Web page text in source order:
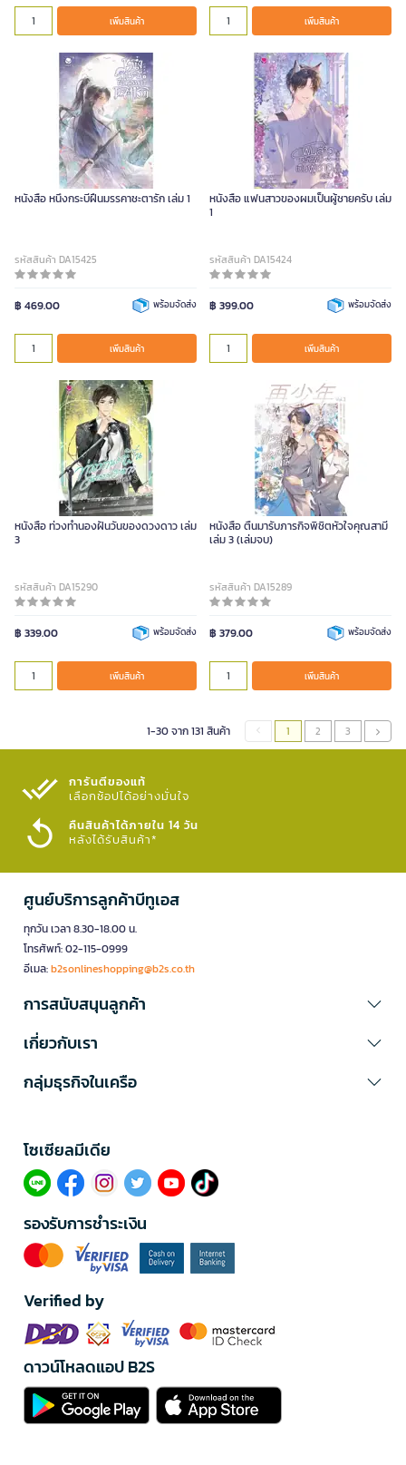
เพิ่มสินค้า เพิ่มสินค้า
หนังสือ หนึ่งกระบี่ฝืนมรรคาชะตารัก เล่ม 1
รหัสสินค้า DA15425
฿ 469.00 พร้อมจัดส่ง
เพิ่มสินค้า
หนังสือ แฟนสาวของผมเป็นผู้ชายครับ เล่ม
1
รหัสสินค้า DA15424
฿ 399.00 พร้อมจัดส่ง
เพิ่มสินค้า
หนังสือ ท่วงทํานองฝันวันของดวงดาว เล่ม
3
รหัสสินค้า DA15290
฿ 339.00 พร้อมจัดส่ง
เพิ่มสินค้า
หนังสือ ตื่นมารับภารกิจพิชิตหัวใจคุณสามี
เล่ม 3 (เล่มจบ)
รหัสสินค้า DA15289
฿ 379.00 พร้อมจัดส่ง
เพิ่มสินค้า
1-30 จาก 131 สินค้า 1 2 3
การันตีของแท้
เลือกช้อปได้อย่างมั่นใจ​
คืนสินค้าได้ภายใน 14 วัน
หลังได้รับสินค้า*
ศูนย์บริการลูกค้าบีทูเอส
ทุกวัน เวลา 8.30-18.00 น.
โทรศัพท์: 02-115-0999
อีเมล:b2sonlineshopping@b2s.co.th
การสนับสนุนลูกค้า
เกี่ยวกับเรา
กลุ่มธุรกิจในเครือ
โซเซียลมีเดีย​
รองรับการชำระเงิน
Verified by
ดาวน์โหลดแอป B2S